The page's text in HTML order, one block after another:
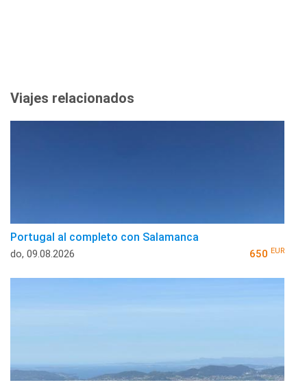
Viajes relacionados
Portugal al completo con Salamanca
do, 09.08.2026 650 EUR